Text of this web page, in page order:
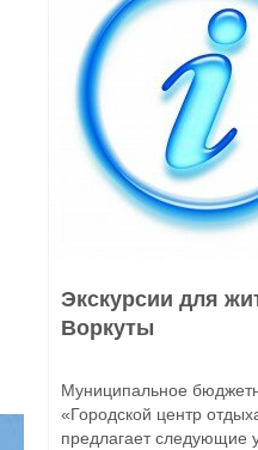
Экскурсии для
Воркуты
Муниципальное
«Городской центр
предлагает следующие